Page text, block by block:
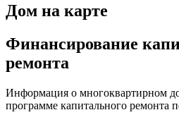
Дом на карте
Финансирование
ремонта
Информация о многоквартирном
программе капитального ремонта